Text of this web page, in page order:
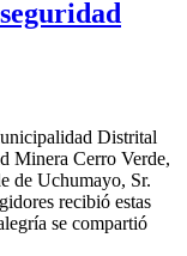
Distrital
Minera Cerro Verde,
de Uchumayo, Sr.
recibió estas
se compartió